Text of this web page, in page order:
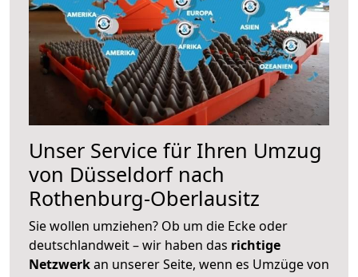
Unser Service für Ihren Umzug
von Düsseldorf nach
Rothenburg-Oberlausitz
Sie wollen umziehen? Ob um die Ecke oder
deutschlandweit – wir haben das richtige
Netzwerkan unserer Seite, wenn es Umzüge von